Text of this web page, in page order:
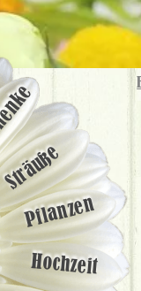
Sträuße
Pflanzen
Hochzeit